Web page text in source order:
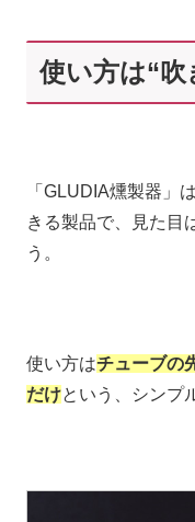
使い方は“
「GLUDIA燻製器」
きる製品で、見た目
う。
使い方はチューブの
だけという、シンプ